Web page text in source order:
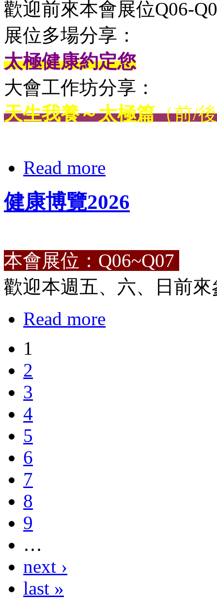
歡迎前來本會展位Q06-
展位多場分享：
太極健康約定您
大會工作坊分享：
天生我養～太極篇（前/
Read more
健康博覽2026
本會展位：Q06~Q07
歡迎本週五、六、日前來
Read more
1
2
3
4
5
6
7
8
9
…
next ›
last »